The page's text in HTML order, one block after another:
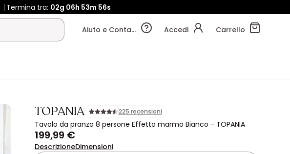
Termina tra: 02g 06h 53m 54s
Aiuto e Contatti Accedi Carrello
TOPANIA 225 recensioni
Tavolo da pranzo 8 persone Effetto marmo Bianco - TOPANIA
199,99 €
DescrizioneDimensioni